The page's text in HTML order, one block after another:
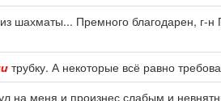
шахматы... Премного благодарен, г-н
трубку. А некоторые всё равно
на меня и произнес слабым и